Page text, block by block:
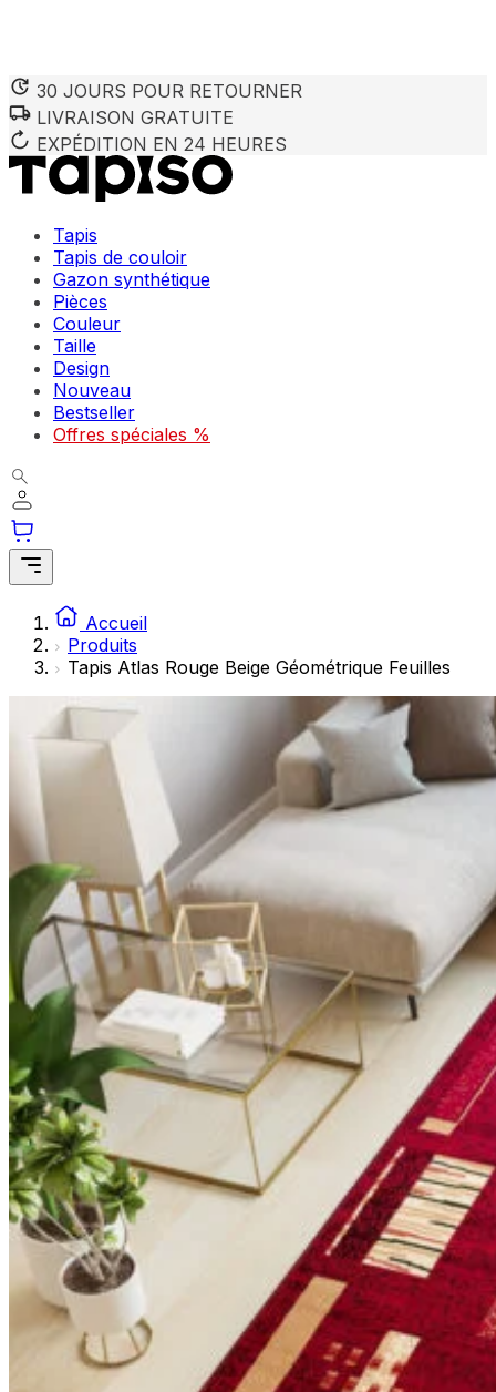
30 JOURS POUR RETOURNER
LIVRAISON GRATUITE
EXPÉDITION EN 24 HEURES
Tapis
Tapis de couloir
Gazon synthétique
Pièces
Couleur
Taille
Design
Nouveau
Bestseller
Offres spéciales %
Accueil
Produits
Tapis Atlas Rouge Beige Géométrique Feuilles
Nous utilisons des cookies pour personnaliser le contenu
partenaires peuvent combiner ces informations avec
utilisation de leurs services.
Les cookies indispensables sont cruciaux pour les
Les cookies liés aux préférences permettent au site de
comme votre langue préférée ou la région dans laquelle
Les cookies marketing sont utilisés pour suivre les
engageantes pour l'utilisateur individuel et, par
Les cookies non classés sont des cookies qui sont en